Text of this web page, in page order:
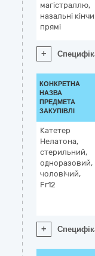
магістраллю,
назальні
прямі
+
КОНКРЕТНА
НАЗВА
ПРЕДМЕТА
ЗАКУПІВЛІ
Катетер
Нелатона,
стерильний,
одноразовий,
чоловічий,
Fr12
+